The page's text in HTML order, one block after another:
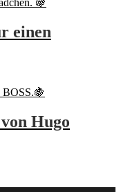
einen
Hugo